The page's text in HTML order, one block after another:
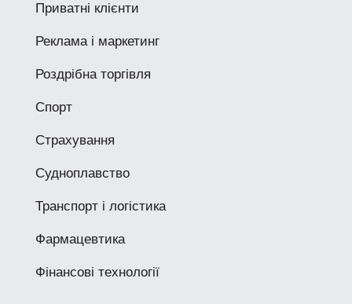
Приватні клієнти
Реклама і маркетинг
Роздрібна торгівля
Спорт
Страхування
Судноплавство
Транспорт і логістика
Фармацевтика
Фінансові технології